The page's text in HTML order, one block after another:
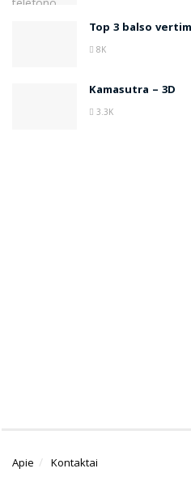
Top 3 balso
8K
Kamasutra – 3D
3.3K
Apie Kontaktai